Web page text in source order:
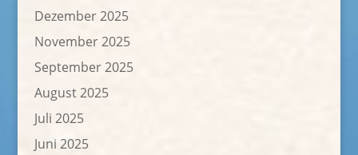
Dezember 2025
November 2025
September 2025
August 2025
Juli 2025
Juni 2025